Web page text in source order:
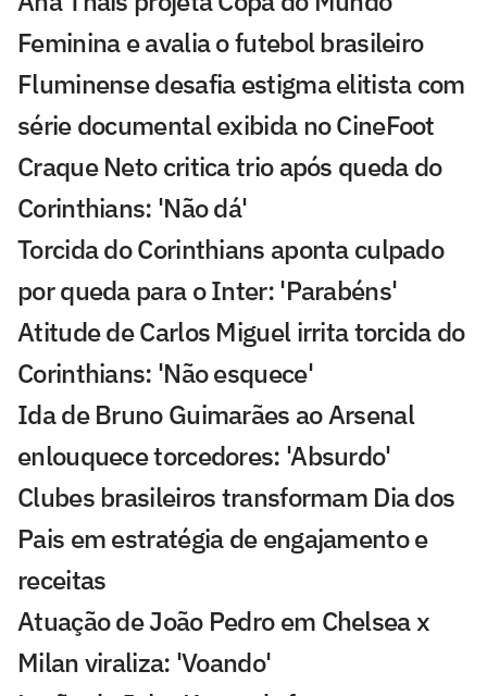
Feminina e avalia o futebol brasileiro
Fluminense desafia estigma elitista com
série documental exibida no CineFoot
Craque Neto critica trio após queda do
Corinthians: 'Não dá'
Torcida do Corinthians aponta culpado
por queda para o Inter: 'Parabéns'
Atitude de Carlos Miguel irrita torcida do
Corinthians: 'Não esquece'
Ida de Bruno Guimarães ao Arsenal
enlouquece torcedores: 'Absurdo'
Clubes brasileiros transformam Dia dos
Pais em estratégia de engajamento e
receitas
Atuação de João Pedro em Chelsea x
Milan viraliza: 'Voando'